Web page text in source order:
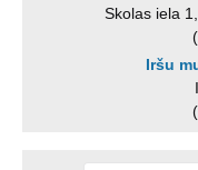
Skolas iela
Iršu